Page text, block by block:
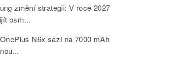
změní strategii: V roce 2027
osm...
N6x sází na 7000 mAh